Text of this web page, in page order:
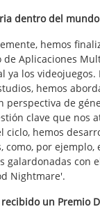
dentro del mundo
hemos
de Aplicaciones
ya los videojuegos.
hemos
perspectiva de
clave que nos
ciclo, hemos
como, por ejemplo,
galardonadas con
Nightmare'.
un Premio